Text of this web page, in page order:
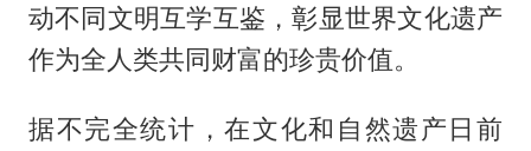
动不同文明互学互鉴，彰显世界文化遗产
作为全人类共同财富的珍贵价值。
据不完全统计，在文化和自然遗产日前